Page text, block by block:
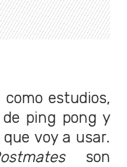
estudios,
ping pong y
voy a usar.
son